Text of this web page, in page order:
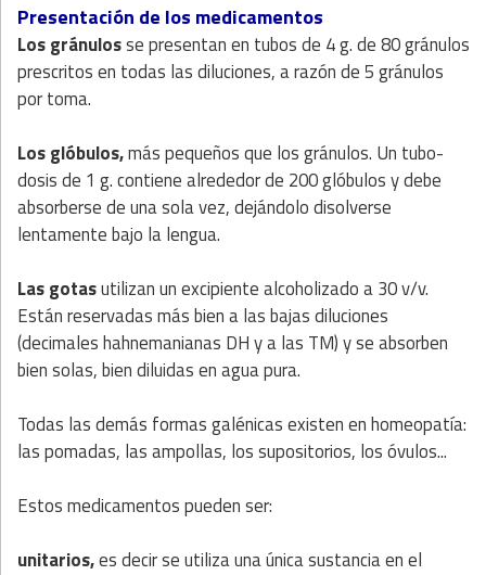
Presentación de los medicamentos
Los gránulosse presentan en tubos de 4 g. de 80 gránulos
prescritos en todas las diluciones, a razón de 5 gránulos
por toma.
Los glóbulos,más pequeños que los gránulos. Un tubo-
dosis de 1 g. contiene alrededor de 200 glóbulos y debe
absorberse de una sola vez, dejándolo disolverse
lentamente bajo la lengua.
Las gotasutilizan un excipiente alcoholizado a 30 v/v.
Están reservadas más bien a las bajas diluciones
(decimales hahnemanianas DH y a las TM) y se absorben
bien solas, bien diluidas en agua pura.
Todas las demás formas galénicas existen en homeopatía:
las pomadas, las ampollas, los supositorios, los óvulos...
Estos medicamentos pueden ser:
unitarios,es decir se utiliza una única sustancia en el